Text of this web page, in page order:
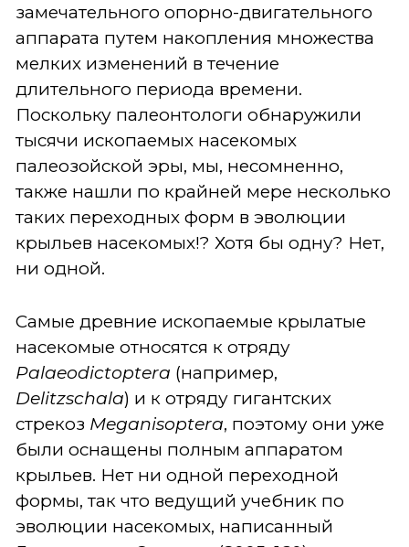
замечательного опорно-двигательного
аппарата путем накопления множества
мелких изменений в течение
длительного периода времени.
Поскольку палеонтологи обнаружили
тысячи ископаемых насекомых
палеозойской эры, мы, несомненно,
также нашли по крайней мере несколько
таких переходных форм в эволюции
крыльев насекомых!? Хотя бы одну? Нет,
ни одной.
Самые древние ископаемые крылатые
насекомые относятся к отряду
Palaeodictoptera (например,
Delitzschala) и к отряду гигантских
стрекоз Meganisoptera, поэтому они уже
были оснащены полным аппаратом
крыльев. Нет ни одной переходной
формы, так что ведущий учебник по
эволюции насекомых, написанный